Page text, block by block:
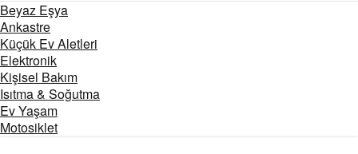
Beyaz Eşya
Ankastre
Küçük Ev Aletleri
Elektronik
Kişisel Bakım
Isıtma & Soğutma
Ev Yaşam
Motosiklet